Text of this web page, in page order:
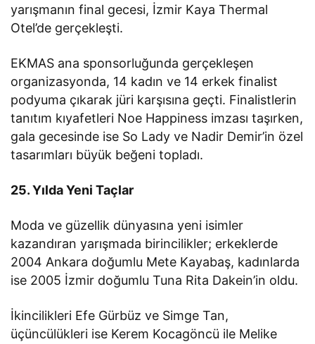
yarışmanın final gecesi, İzmir Kaya Thermal
Otel’de gerçekleşti.
EKMAS ana sponsorluğunda gerçekleşen
organizasyonda, 14 kadın ve 14 erkek finalist
podyuma çıkarak jüri karşısına geçti. Finalistlerin
tanıtım kıyafetleri Noe Happiness imzası taşırken,
gala gecesinde ise So Lady ve Nadir Demir’in özel
tasarımları büyük beğeni topladı.
25. Yılda Yeni Taçlar
Moda ve güzellik dünyasına yeni isimler
kazandıran yarışmada birincilikler; erkeklerde
2004 Ankara doğumlu Mete Kayabaş, kadınlarda
ise 2005 İzmir doğumlu Tuna Rita Dakein’in oldu.
İkincilikleri Efe Gürbüz ve Simge Tan,
üçüncülükleri ise Kerem Kocagöncü ile Melike